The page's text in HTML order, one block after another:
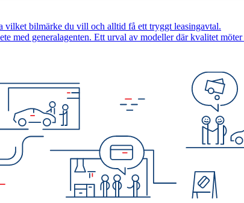
vilket bilmärke du vill och alltid få ett tryggt leasingavtal.
med generalagenten. Ett urval av modeller där kvalitet möter